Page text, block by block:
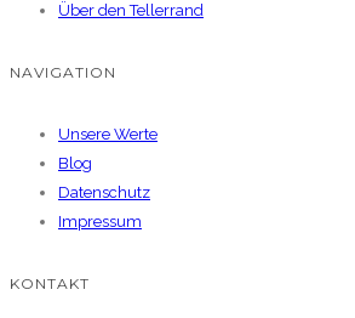
Über den Tellerrand
NAVIGATION
Unsere Werte
Blog
Datenschutz
Impressum
KONTAKT